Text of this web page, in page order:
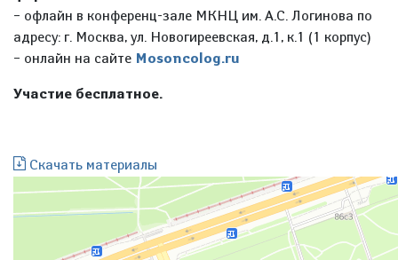
– офлайн в конференц-зале МКНЦ им. А.С. Логинова по
адресу: г. Москва, ул. Новогиреевская, д.1, к.1 (1 корпус)
– онлайн на сайте Mosoncolog.ru
Участие бесплатное.
Скачать материалы